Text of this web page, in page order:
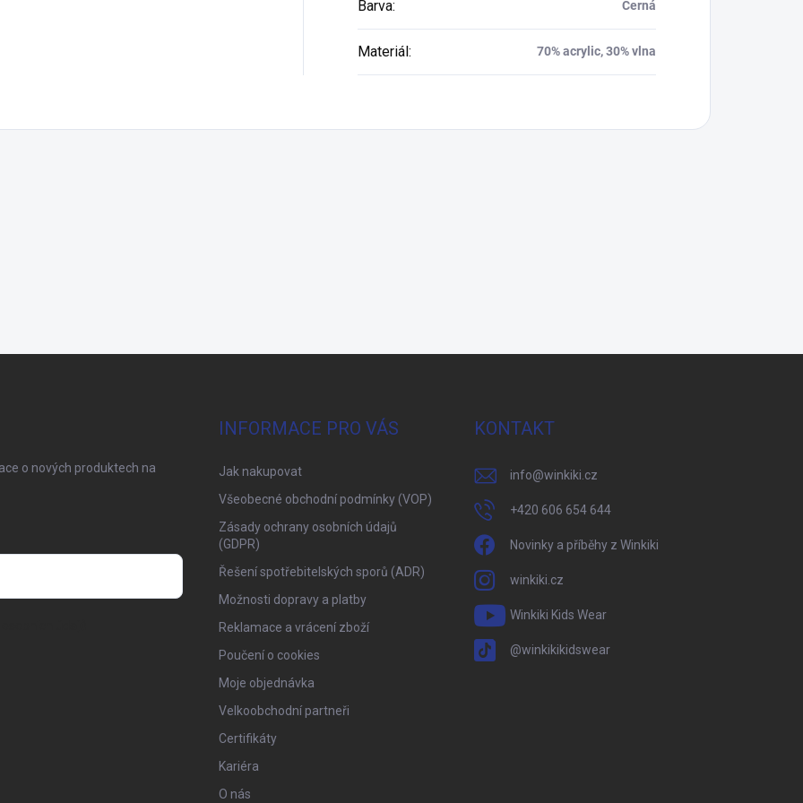
Barva: Černá
Materiál : 70% acrylic, 30% vlna
o nových produktech na
INFORMACE PRO VÁS
Jak nakupovat
Všeobecné obchodní podmínky (VOP)
Zásady ochrany osobních údajů
(GDPR)
Řešení spotřebitelských sporů (ADR)
Možnosti dopravy a platby
Reklamace a vrácení zboží
Poučení o cookies
Moje objednávka
Velkoobchodní partneři
Certifikáty
Kariéra
O nás
KONTAKT
info@winkiki.cz
+420 606 654 644
Novinky a příběhy z Winkiki
winkiki.cz
Winkiki Kids Wear
@winkikikidswear